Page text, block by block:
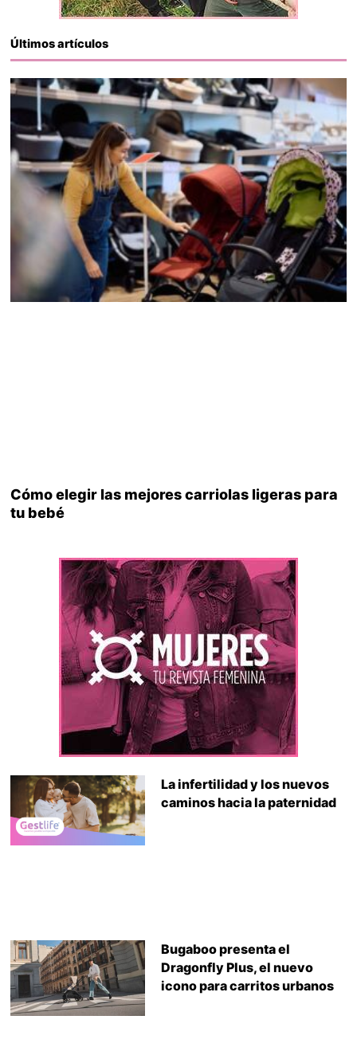
Últimos artículos
Cómo elegir las mejores carriolas ligeras para
tu bebé
La infertilidad y los nuevos
caminos hacia la paternidad
Bugaboo presenta el
Dragonfly Plus, el nuevo
icono para carritos urbanos